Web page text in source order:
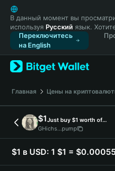
English
日本語
Tiếng Việt
Русский
Español (Latinoamérica)
Türkçe
Français
Deutsch
简体中文
繁體中文
Português (Portugal)
Bahasa Indonesia
ภาษาไทย
В данный момент вы
используя Русский язык.
Переключитесь
на English
Главная Цены на
$1
Just buy $1 worth of this coin
GHichs...pump
$1 в USD: 1 $1 =